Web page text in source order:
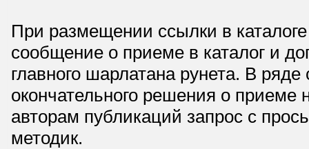
При размещении ссылки в
сообщение о приеме в каталог и
главного шарлатана рунета. В
окончательного решения о приеме
авторам публикаций запрос с
методик.